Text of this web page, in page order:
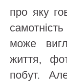
про яку
може
життя,
побут.